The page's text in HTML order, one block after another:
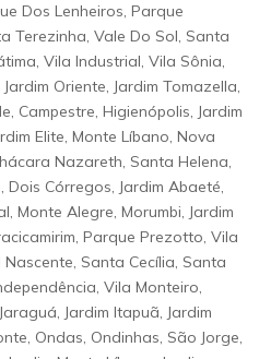
Dos Lenheiros, Parque
Terezinha, Vale Do Sol, Santa
Vila Industrial, Vila Sônia,
Oriente, Jardim Tomazella,
Campestre, Higienópolis, Jardim
Elite, Monte Líbano, Nova
Nazareth, Santa Helena,
Córregos, Jardim Abaeté,
Monte Alegre, Morumbi, Jardim
Parque Prezotto, Vila
Santa Cecília, Santa
Vila Monteiro,
Jardim Itapuã, Jardim
Ondas, Ondinhas, São Jorge,